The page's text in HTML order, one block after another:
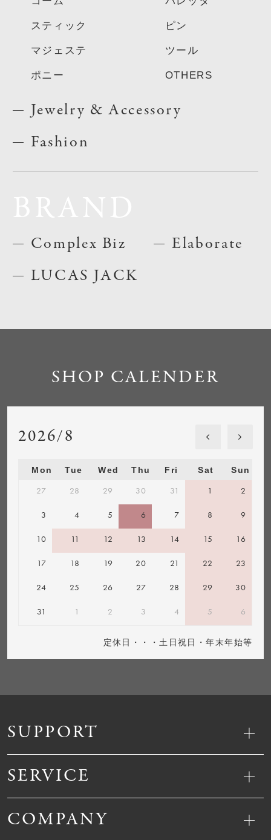
スティック
マジェステ
ポニー
ピン
ツール
OTHERS
Jewelry & Accessory
Fashion
Complex Biz
LUCAS JACK
Elaborate
SUPPORT
SERVICE
COMPANY
SHOP CALENDER
2026/8
Mon Tue Wed Thu Fri Sat Sun
27 28 29 30 31 1 2
3 4 5 6 7 8 9
10 11 12 13 14 15 16
17 18 19 20 21 22 23
24 25 26 27 28 29 30
31 1 2 3 4 5 6
定休日・・・土日祝日・年末年始等